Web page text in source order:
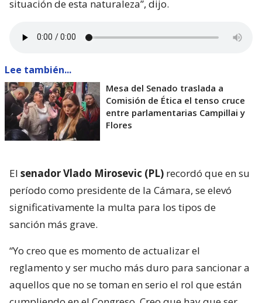
situación de esta naturaleza”, dijo.
Lee también...
Mesa del Senado traslada a
Comisión de Ética el tenso cruce
entre parlamentarias Campillai y
Flores
El senador Vlado Mirosevic (PL) recordó que en su
período como presidente de la Cámara, se elevó
significativamente la multa para los tipos de
sanción más grave.
“Yo creo que es momento de actualizar el
reglamento y ser mucho más duro para sancionar a
aquellos que no se toman en serio el rol que están